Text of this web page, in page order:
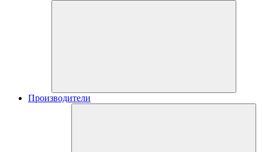
Производители